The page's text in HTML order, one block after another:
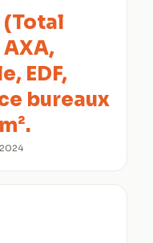
AXA,
EDF,
bureaux
2024